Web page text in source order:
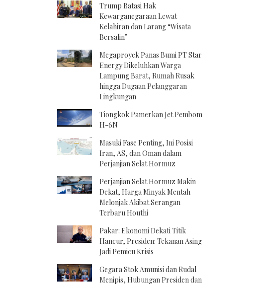
Trump Batasi Hak
Kewarganegaraan Lewat
Kelahiran dan Larang “Wisata
Bersalin”
Megaproyek Panas Bumi PT Star
Energy Dikeluhkan Warga
Lampung Barat, Rumah Rusak
hingga Dugaan Pelanggaran
Lingkungan
Tiongkok Pamerkan Jet Pembom
H-6N
Masuki Fase Penting, Ini Posisi
Iran, AS, dan Oman dalam
Perjanjian Selat Hormuz
Perjanjian Selat Hormuz Makin
Dekat, Harga Minyak Mentah
Melonjak Akibat Serangan
Terbaru Houthi
Pakar: Ekonomi Dekati Titik
Hancur, Presiden: Tekanan Asing
Jadi Pemicu Krisis
Gegara Stok Amunisi dan Rudal
Menipis, Hubungan Presiden dan